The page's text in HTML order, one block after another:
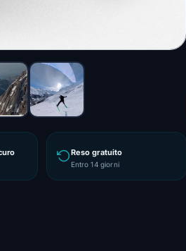
Reso gratuito
Entro 14 giorni